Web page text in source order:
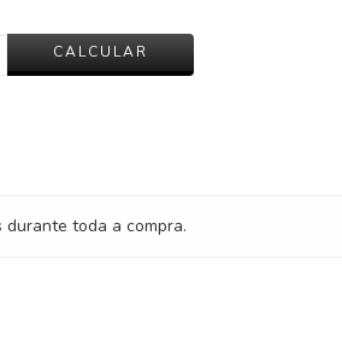
CALCULAR
durante toda a compra.